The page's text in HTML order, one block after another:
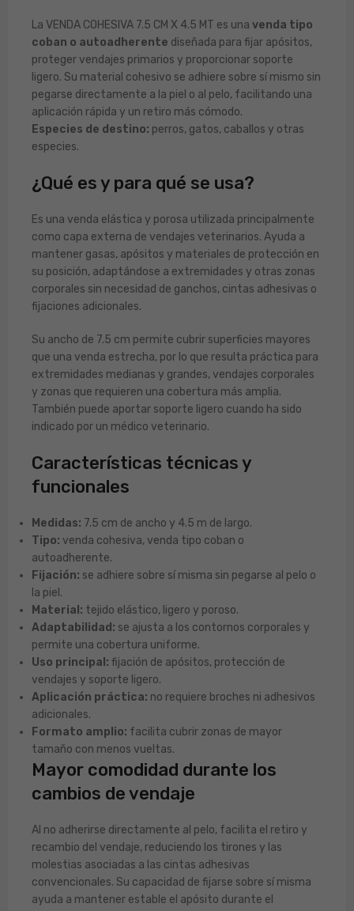
La VENDA COHESIVA 7.5 CM X 4.5 MT es una venda tipo
coban o autoadherente diseñada para fijar apósitos,
proteger vendajes primarios y proporcionar soporte
ligero. Su material cohesivo se adhiere sobre sí mismo sin
pegarse directamente a la piel o al pelo, facilitando una
aplicación rápida y un retiro más cómodo.
Especies de destino: perros, gatos, caballos y otras
especies.
¿Qué es y para qué se usa?
Es una venda elástica y porosa utilizada principalmente
como capa externa de vendajes veterinarios. Ayuda a
mantener gasas, apósitos y materiales de protección en
su posición, adaptándose a extremidades y otras zonas
corporales sin necesidad de ganchos, cintas adhesivas o
fijaciones adicionales.
Su ancho de 7.5 cm permite cubrir superficies mayores
que una venda estrecha, por lo que resulta práctica para
extremidades medianas y grandes, vendajes corporales
y zonas que requieren una cobertura más amplia.
También puede aportar soporte ligero cuando ha sido
indicado por un médico veterinario.
Características técnicas y
funcionales
Medidas: 7.5 cm de ancho y 4.5 m de largo.
Tipo: venda cohesiva, venda tipo coban o
autoadherente.
Fijación: se adhiere sobre sí misma sin pegarse al pelo o
la piel.
Material: tejido elástico, ligero y poroso.
Adaptabilidad: se ajusta a los contornos corporales y
permite una cobertura uniforme.
Uso principal: fijación de apósitos, protección de
vendajes y soporte ligero.
Aplicación práctica: no requiere broches ni adhesivos
adicionales.
Formato amplio: facilita cubrir zonas de mayor
tamaño con menos vueltas.
Mayor comodidad durante los
cambios de vendaje
Al no adherirse directamente al pelo, facilita el retiro y
recambio del vendaje, reduciendo los tirones y las
molestias asociadas a las cintas adhesivas
convencionales. Su capacidad de fijarse sobre sí misma
ayuda a mantener estable el apósito durante el